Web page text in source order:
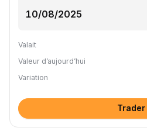
Valait
Valeur d’aujourd’hui
Variation
Trader